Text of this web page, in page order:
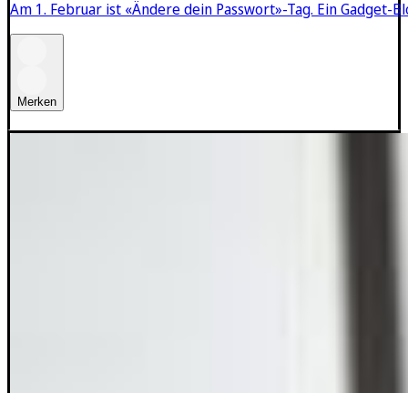
Am 1. Februar ist «Ändere dein Passwort»-Tag. Ein
Merken